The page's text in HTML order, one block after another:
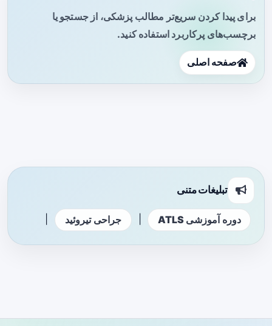
برای پیدا کردن سریع‌تر مطالب پزشکی، از جستجو یا
برچسب‌های پرکاربرد استفاده کنید.
صفحه اصلی
تبلیغات متنی
دوره آموزشی ATLS جراحی تیروئید